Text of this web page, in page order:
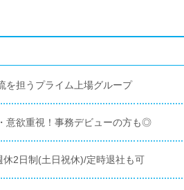
を担うプライム上場グループ
意欲重視！事務デビューの方も◎
休2日制(土日祝休)/定時退社も可